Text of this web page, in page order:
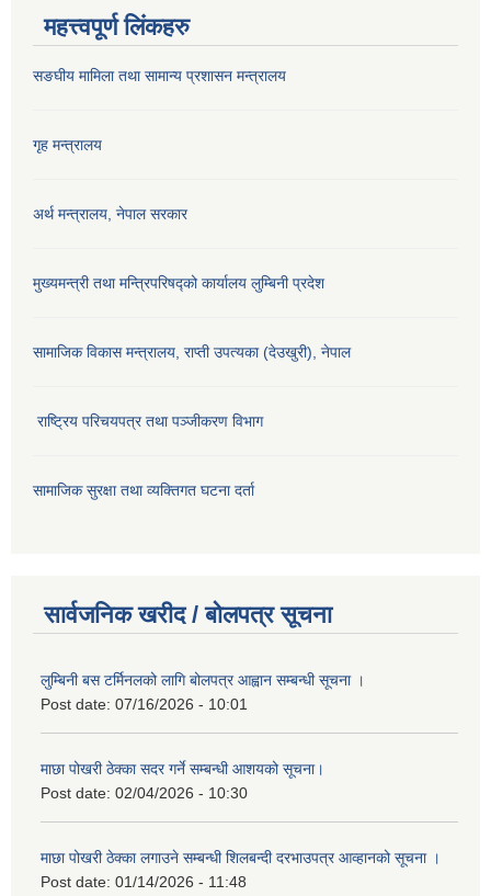
महत्त्वपूर्ण लिंकहरु
सङघीय मामिला तथा सामान्य प्रशासन मन्‍त्रालय
गृह मन्त्रालय
अर्थ मन्त्रालय, नेपाल सरकार
मुख्यमन्त्री तथा मन्त्रिपरिषद्को कार्यालय लुम्बिनी प्रदेश
सामाजिक विकास मन्‍‍त्रालय, राप्ती उपत्यका (देउखुरी), नेपाल
राष्ट्रिय परिचयपत्र तथा पञ्जीकरण विभाग
सामाजिक सुरक्षा तथा व्यक्तिगत घटना दर्ता
सार्वजनिक खरीद / बोलपत्र सूचना
लुम्बिनी बस टर्मिनलको लागि बोलपत्र आह्वान सम्बन्धी सूचना ।
Post date: 07/16/2026 - 10:01
माछा पोखरी ठेक्का सदर गर्ने सम्बन्धी आशयको सूचना।
Post date: 02/04/2026 - 10:30
माछा पोखरी ठेक्का लगाउने सम्बन्धी शिलबन्दी दरभाउपत्र आव्हानको सूचना ।
Post date: 01/14/2026 - 11:48